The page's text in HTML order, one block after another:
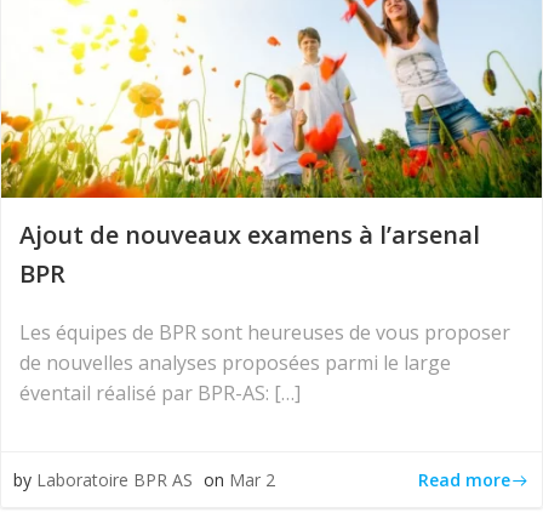
Ajout de nouveaux examens à l’arsenal
BPR
Les équipes de BPR sont heureuses de vous proposer
de nouvelles analyses proposées parmi le large
éventail réalisé par BPR-AS: […]
by Laboratoire BPR AS on Mar 2 Read more